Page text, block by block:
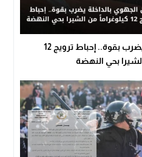
الأمن الجهوي بالداخلة يضرب بقوة.. إحباط ترويج 12
بحي النهضة